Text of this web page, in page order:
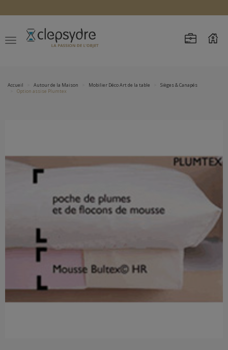
Accueil Autour de la Maison Mobilier Déco Art de la table
Sièges & Canapés
Option assise Plumtex